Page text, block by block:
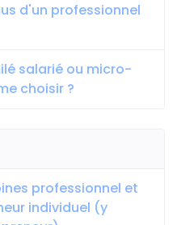
d'un professionnel
salarié ou micro-
choisir ?
professionnel et
individuel (y